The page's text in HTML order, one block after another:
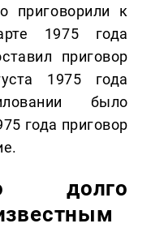
приговорили к
1975 года
приговор
1975 года
было
года приговор
долго